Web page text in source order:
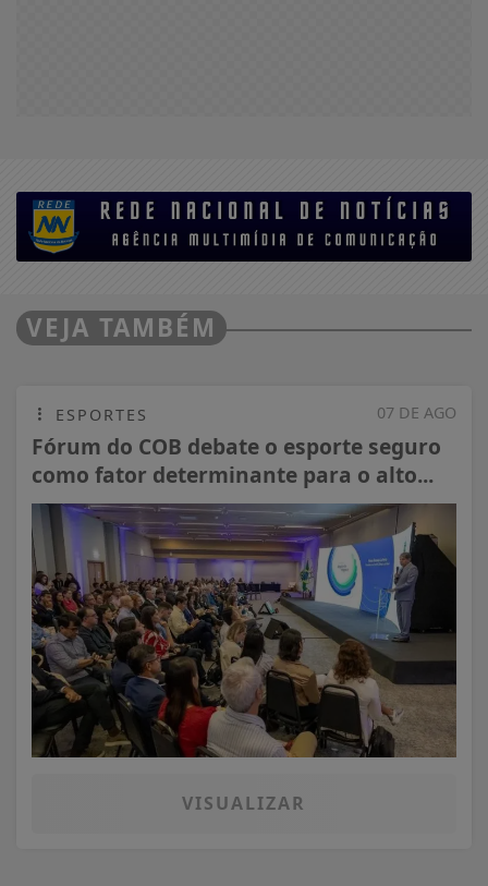
VEJA TAMBÉM
07 DE AGO
ESPORTES
Fórum do COB debate o esporte seguro
como fator determinante para o alto...
VISUALIZAR